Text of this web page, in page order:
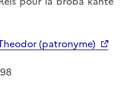
(patronyme)